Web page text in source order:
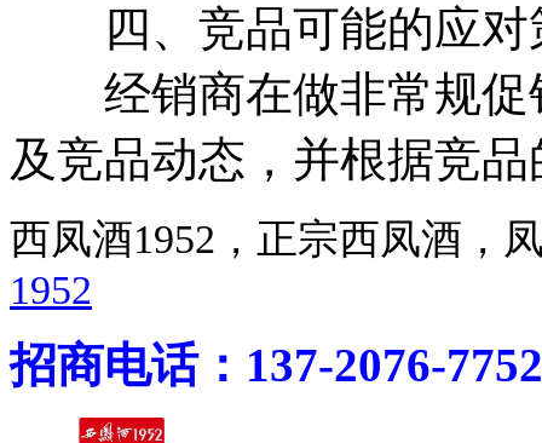
四、竞品可能的应对
经销商在做非常规促
及竞品动态，并根据竞
西凤酒1952，正宗西凤酒
1952
招商电话：137-2076-7752